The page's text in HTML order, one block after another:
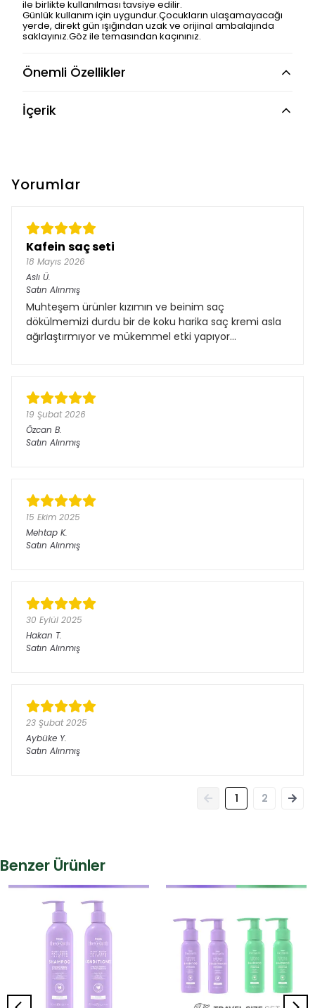
ile birlikte kullanılması tavsiye edilir.
Günlük kullanım için uygundur.Çocukların ulaşamayacağı
yerde, direkt gün ışığından uzak ve orijinal ambalajında
saklayınız.Göz ile temasından kaçınınız.
Önemli Özellikler
İçerik
Yorumlar
Kafein saç seti
18 Mayıs 2026
Aslı Ü.
Satın Alınmış
Muhteşem ürünler kızımın ve beinim saç
dökülmemizi durdu bir de koku harika saç kremi asla
ağırlaştırmıyor ve mükemmel etki yapıyor…
19 Şubat 2026
Özcan B.
Satın Alınmış
15 Ekim 2025
Mehtap K.
Satın Alınmış
30 Eylül 2025
Hakan T.
Satın Alınmış
23 Şubat 2025
Aybüke Y.
Satın Alınmış
1 2
Benzer Ürünler